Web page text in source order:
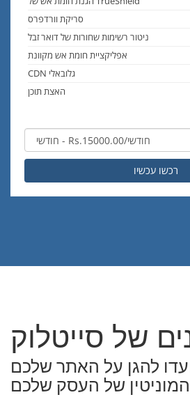
סריקת וורדפרס
ניטור רשימות שחורות של דואר זבל
אפליקציית חומת אש מקוונת
CDN גלובאלי
האצת תוכן
רכשו עכשיו
של סייטלוק
להגן על האתר שלכם